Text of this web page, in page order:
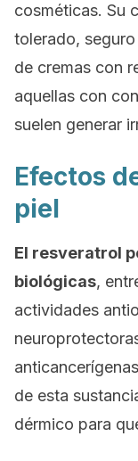
cosméticas. Su
tolerado,
de cremas con
aquellas con
suelen generar
Efectos
piel
El resveratrol
biológicas,
actividades
de esta
dérmico para